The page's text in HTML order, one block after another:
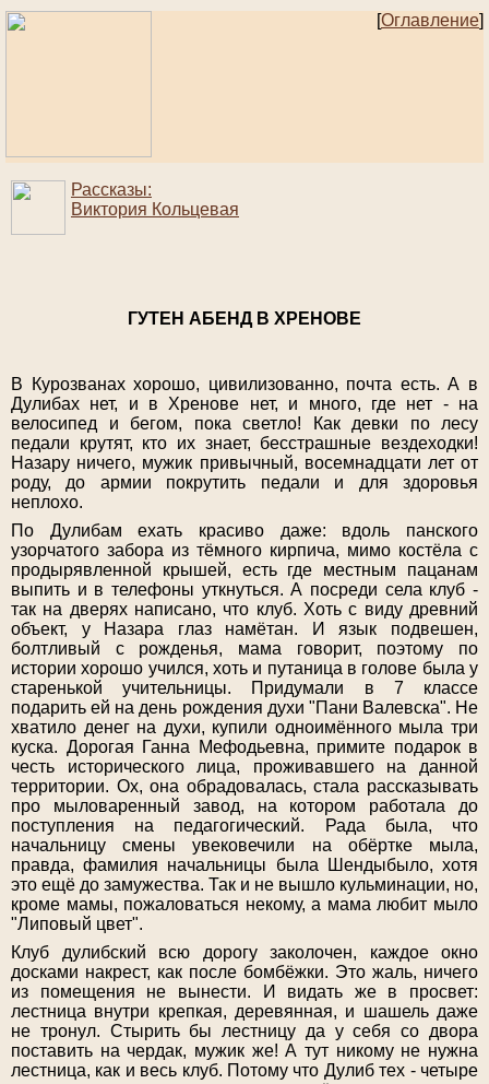
[Оглавление]
Рассказы:
Виктория Кольцевая
ГУТЕН АБЕНД В ХРЕНОВЕ
В Курозванах хорошо, цивилизованно, почта есть. А в
Дулибах нет, и в Хренове нет, и много, где нет - на
велосипед и бегом, пока светло! Как девки по лесу
педали крутят, кто их знает, бесстрашные вездеходки!
Назару ничего, мужик привычный, восемнадцати лет от
роду, до армии покрутить педали и для здоровья
неплохо.
По Дулибам ехать красиво даже: вдоль панского
узорчатого забора из тёмного кирпича, мимо костёла с
продырявленной крышей, есть где местным пацанам
выпить и в телефоны уткнуться. А посреди села клуб -
так на дверях написано, что клуб. Хоть с виду древний
объект, у Назара глаз намётан. И язык подвешен,
болтливый с рожденья, мама говорит, поэтому по
истории хорошо учился, хоть и путаница в голове была у
старенькой учительницы. Придумали в 7 классе
подарить ей на день рождения духи "Пани Валевска". Не
хватило денег на духи, купили одноимённого мыла три
куска. Дорогая Ганна Мефодьевна, примите подарок в
честь исторического лица, проживавшего на данной
территории. Ох, она обрадовалась, стала рассказывать
про мыловаренный завод, на котором работала до
поступления на педагогический. Рада была, что
начальницу смены увековечили на обёртке мыла,
правда, фамилия начальницы была Шендыбыло, хотя
это ещё до замужества. Так и не вышло кульминации, но,
кроме мамы, пожаловаться некому, а мама любит мыло
"Липовый цвет".
Клуб дулибский всю дорогу заколочен, каждое окно
досками накрест, как после бомбёжки. Это жаль, ничего
из помещения не вынести. И видать же в просвет:
лестница внутри крепкая, деревянная, и шашель даже
не тронул. Стырить бы лестницу да у себя со двора
поставить на чердак, мужик же! А тут никому не нужна
лестница, как и весь клуб. Потому что Дулиб тех - четыре